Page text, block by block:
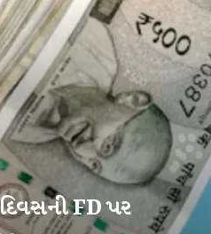
FD પર